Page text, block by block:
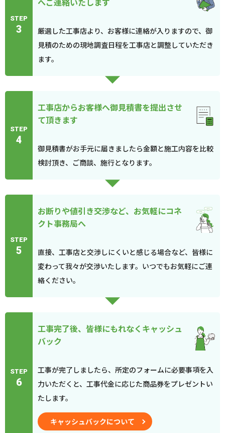
STEP
3
厳選した工事店より、お客様に連絡が入りますので、御
見積のための現地調査日程を工事店と調整していただき
ます。
STEP
4
工事店からお客様へ御見積書を提出させ
て頂きます
御見積書がお手元に届きましたら金額と施工内容を比較
検討頂き、ご商談、施行となります。
STEP
5
お断りや値引き交渉など、お気軽にコネ
クト事務局へ
直接、工事店と交渉しにくいと感じる場合など、皆様に
変わって我々が交渉いたします。いつでもお気軽にご連
絡ください。
STEP
6
工事完了後、皆様にもれなくキャッシュ
バック
工事が完了しましたら、所定のフォームに必要事項を入
力いただくと、工事代金に応じた商品券をプレゼントい
たします。
キャッシュバックについて